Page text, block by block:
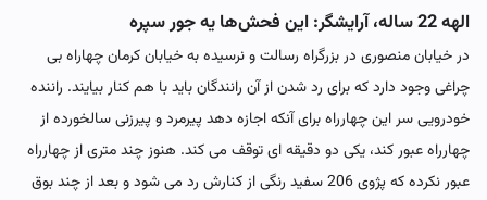
الهه 22 ساله، آرایشگر: این فحش‌ها یه جور سپره
در خیابان منصوری در بزرگراه رسالت و نرسیده به خیابان کرمان چهاراه بی
چراغی وجود دارد که برای رد شدن از آن رانندگان باید با هم کنار بیایند. راننده
خودرویی سر این چهارراه برای آنکه اجازه دهد پیرمرد و پیرزنی سالخورده از
چهارراه عبور کند، یکی دو دقیقه ای توقف می کند. هنوز چند متری از چهارراه
عبور نکرده که پژوی 206 سفید رنگی از کنارش رد می شود و بعد از چند بوق